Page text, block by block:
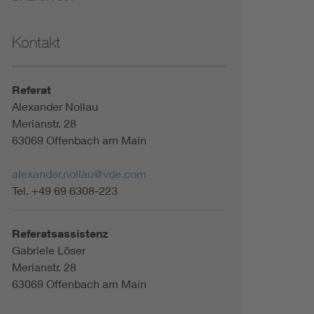
Kontakt
Referat
Alexander Nollau
Merianstr. 28
63069 Offenbach am Main
alexander.nollau@vde.com
Tel. +49 69 6308-223
Referatsassistenz
Gabriele Löser
Merianstr. 28
63069 Offenbach am Main